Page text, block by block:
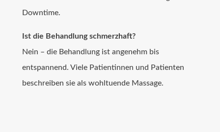
Downtime.
Ist die Behandlung schmerzhaft?
Nein – die Behandlung ist angenehm bis
entspannend. Viele Patientinnen und Patienten
beschreiben sie als wohltuende Massage.